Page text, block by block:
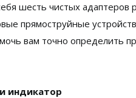
шесть чистых адаптеров
прямоструйные
вам точно определить
индикатор